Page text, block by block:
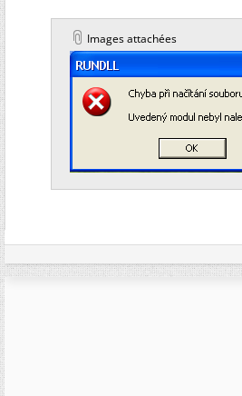
Images attachées